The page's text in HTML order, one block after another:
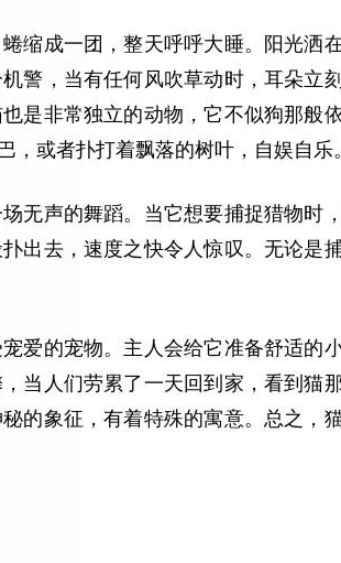
缩成一团，整天呼呼大睡。阳光洒
警，当有任何风吹草动时，耳朵立
是非常独立的动物，它不似狗那般
或者扑打着飘落的树叶，自娱自乐。
无声的舞蹈。当它想要捕捉猎物时
出去，速度之快令人惊叹。无论是
爱的宠物。主人会给它准备舒适的
当人们劳累了一天回到家，看到猫
的象征，有着特殊的寓意。总之，